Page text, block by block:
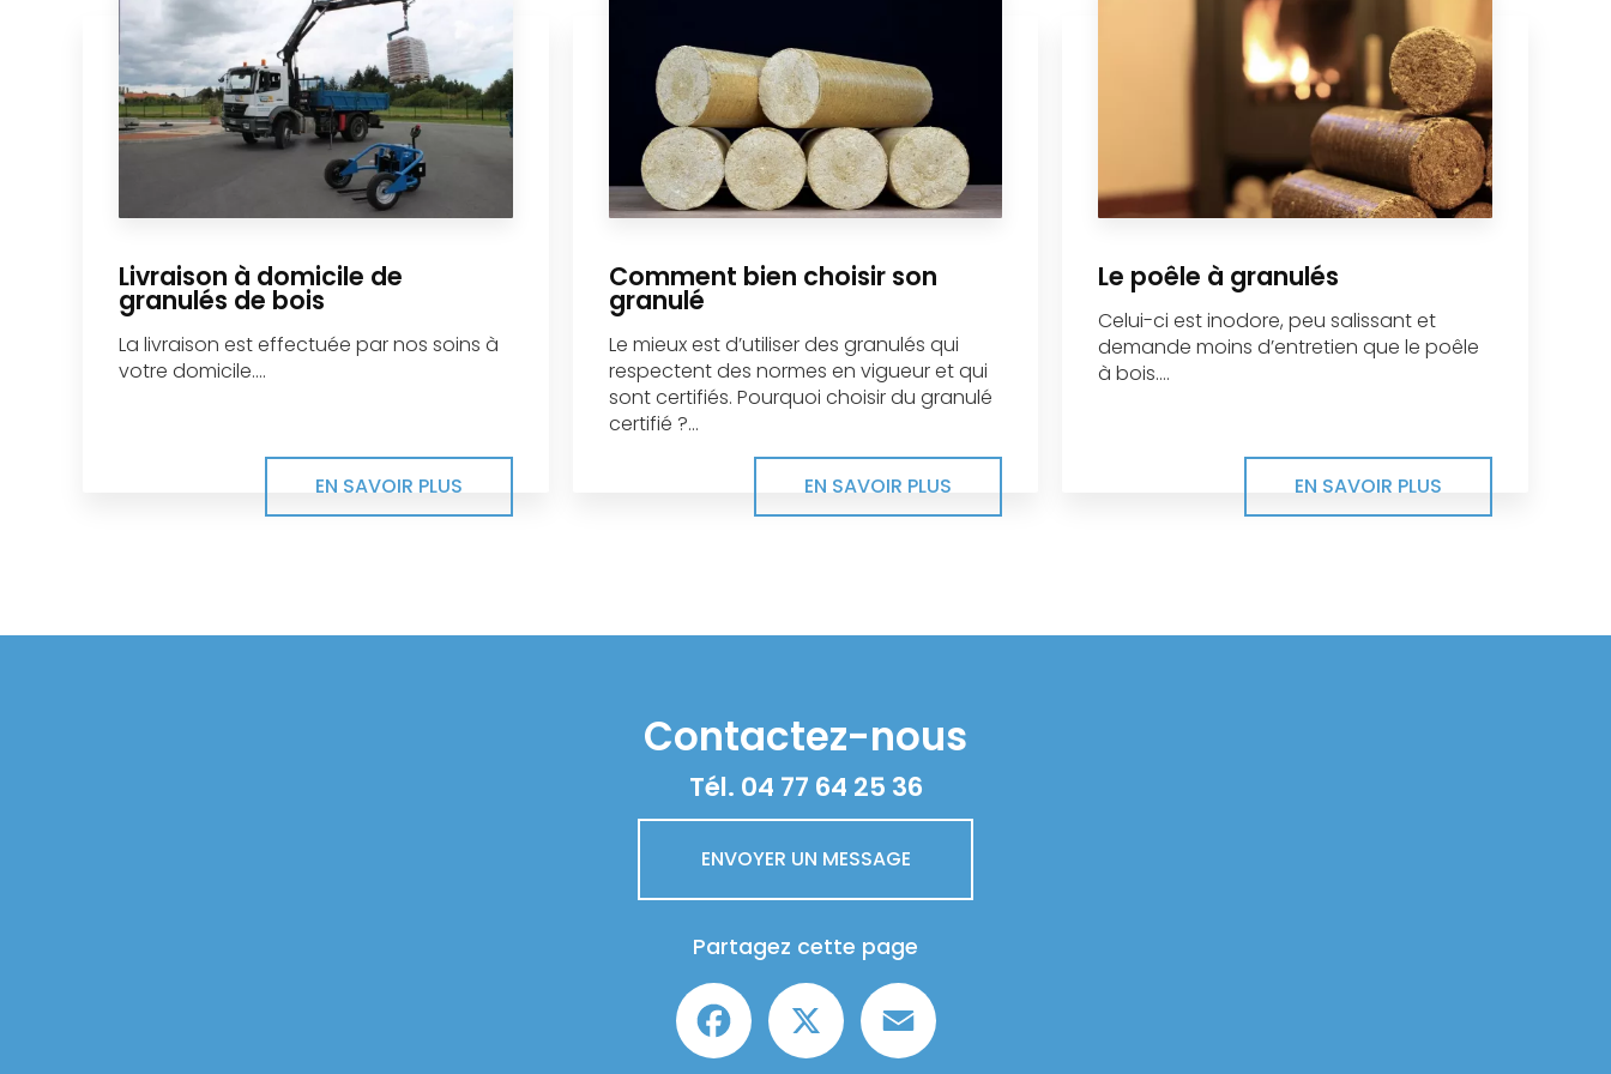
Livraison à domicile de
granulés de bois
La livraison est effectuée par nos soins à
votre domicile....
EN SAVOIR PLUS
Comment bien choisir son
granulé
Le mieux est d’utiliser des granulés qui
respectent des normes en vigueur et qui
sont certifiés. Pourquoi choisir du granulé
certifié ?...
EN SAVOIR PLUS
Le poêle à granulés
Celui-ci est inodore, peu salissant et
demande moins d’entretien que le poêle
à bois....
EN SAVOIR PLUS
Contactez-nous
Tél. 04 77 64 25 36
ENVOYER UN MESSAGE
Partagez cette page
Facebook